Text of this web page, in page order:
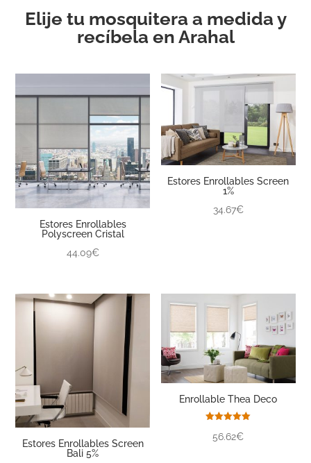
Elije tu mosquitera a medida y
recíbela en Arahal
Estores Enrollables
Polyscreen Cristal
44.09€
Estores Enrollables Screen
1%
34.67€
Estores Enrollables Screen
Bali 5%
Enrollable Thea Deco
con
56.62€